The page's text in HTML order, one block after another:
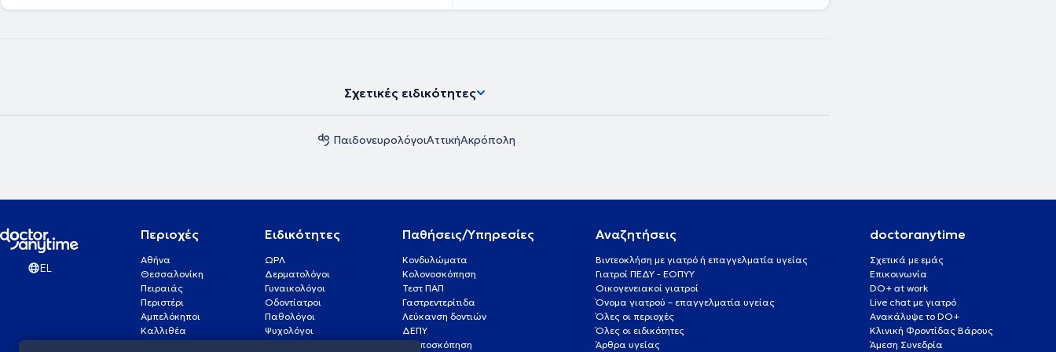
Σχετικές ειδικότητες
ΠαιδονευρολόγοιΑττικήΑκρόπολη
EL
Περιοχές
Αθήνα
Θεσσαλονίκη
Πειραιάς
Περιστέρι
Αμπελόκηποι
Καλλιθέα
Πάτρα
Ειδικότητες
ΩΡΛ
Δερματολόγοι
Γυναικολόγοι
Οδοντίατροι
Παθολόγοι
Ψυχολόγοι
Οφθαλμίατροι
Παθήσεις/Υπηρεσίες
Κονδυλώματα
Κολονοσκόπηση
Τεστ ΠΑΠ
Γαστρεντερίτιδα
Λεύκανση δοντιών
ΔΕΠΥ
Κολποσκόπηση
Αναζητήσεις
Βιντεοκλήση με γιατρό ή επαγγελματία υγείας
Γιατροί ΠΕΔΥ - ΕΟΠΥΥ
Οικογενειακοί γιατροί
Όνομα γιατρού – επαγγελματία υγείας
Όλες οι περιοχές
Όλες οι ειδικότητες
Άρθρα υγείας
doctoranytime
Σχετικά με εμάς
Επικοινωνία
DO+ at work
Live chat με γιατρό
Ανακάλυψε το DO+
Κλινική Φροντίδας Βάρους
Άμεση Συνεδρία